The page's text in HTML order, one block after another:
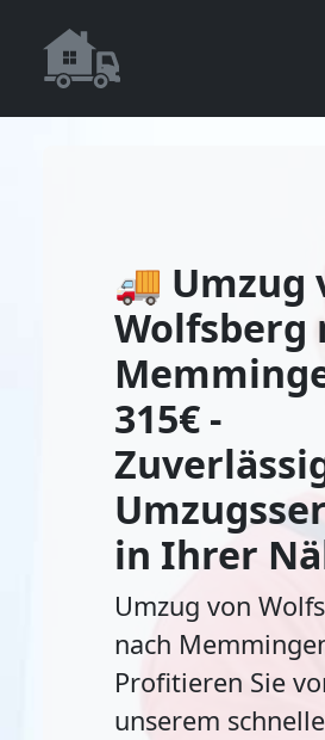
🚚 Umzug
Wolfsberg
315€ -
in Ihrer
Umzug von
nach
Profitieren Sie
unserem